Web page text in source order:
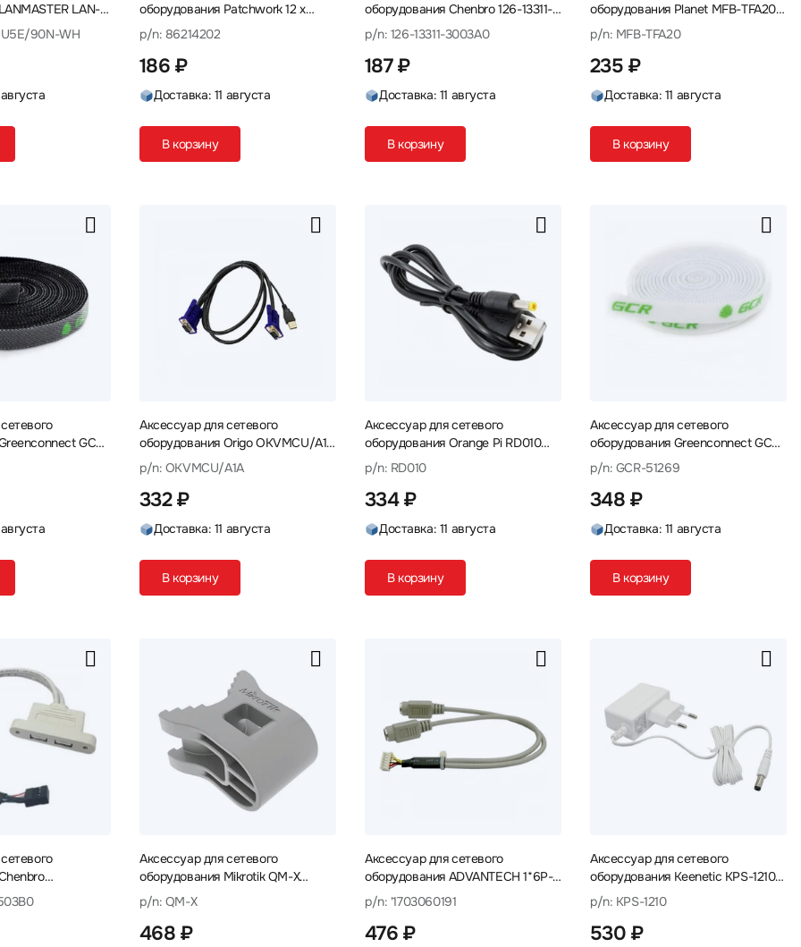
LAN-
Корпус и
90N-WH
оборудования Patchwork 12 x
50/125 OM4, MPO(12)f/MPO(12)f
86214202 Кабель
p/n: 86214202
186 ₽
Доставка: 11 августа
В корзину
оборудования Chenbro 126-13311-
3003A0 Кабель
p/n: 126-13311-3003A0
187 ₽
Доставка: 11 августа
В корзину
оборудования Planet MFB-TFA20
Кабель
p/n: MFB-TFA20
235 ₽
Доставка: 11 августа
В корзину
GCR-
Аксессуар для сетевого
оборудования Origo OKVMCU/A1A
Кабель
p/n: OKVMCU/A1A
332 ₽
Доставка: 11 августа
В корзину
Аксессуар для сетевого
оборудования Orange Pi RD010
Кабель
p/n: RD010
334 ₽
Доставка: 11 августа
В корзину
Аксессуар для сетевого
оборудования Greenconnect GCR-
51269 Элементы крепления
p/n: GCR-51269
348 ₽
Доставка: 11 августа
В корзину
Кабель
Аксессуар для сетевого
оборудования Mikrotik QM-X
quickMOUNT-X Элементы
крепления
p/n: QM-X
468 ₽
Аксессуар для сетевого
оборудования ADVANTECH 1*6P-
2.0/M-DIN 6P(F)*2 '1703060191
Кабель
p/n: '1703060191
476 ₽
Аксессуар для сетевого
оборудования Keenetic KPS-1210
Блок питания
p/n: KPS-1210
530 ₽